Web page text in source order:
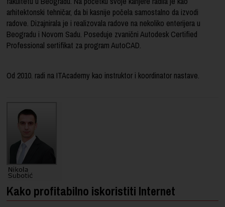
arhitektonski tehničar, da bi kasnije počela samostalno da izvodi
radove. Dizajnirala je i realizovala radove na nekoliko enterijera u
Beogradu i Novom Sadu. Poseduje zvanični Autodesk Certified
Professional sertifikat za program AutoCAD.
Od 2010. radi na ITAcademy kao instruktor i koordinator nastave.
Kako profitabilno iskoristiti Internet